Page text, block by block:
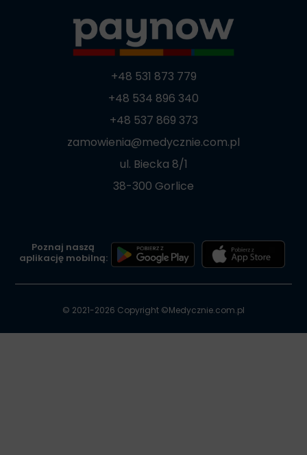
+48 531 873 779
+48 534 896 340
+48 537 869 373
zamowienia@medycznie.com.pl
ul. Biecka 8/1
38-300 Gorlice
Poznaj naszą
aplikację mobilną:
© 2021-2026 Copyright ©Medycznie.com.pl